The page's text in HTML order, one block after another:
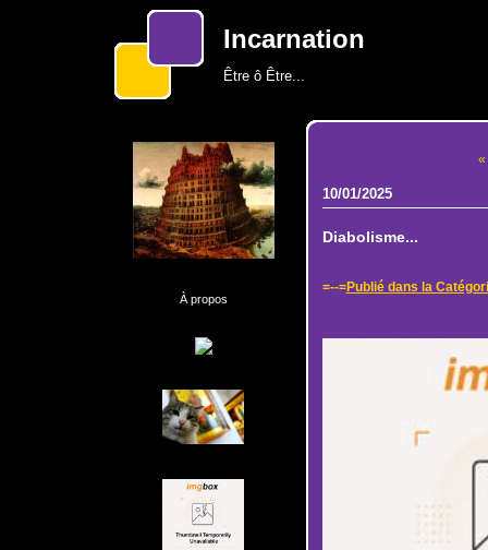
Incarnation
Être ô Être...
À propos
«
10/01/2025
Diabolisme...
=--=Publié dans la